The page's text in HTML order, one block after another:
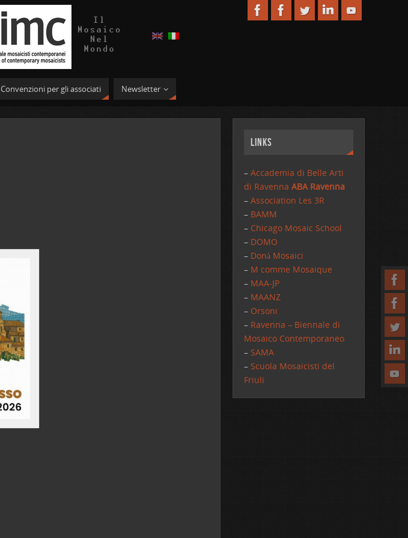
Convenzioni per gli associati Newsletter
Links
– Accademia di Belle Arti
di RavennaABA Ravenna
–Association Les 3R
– BAMM
– Chicago Mosaic School
– DOMO
– Donà Mosaici
– M comme Mosaique
– MAA-JP
– MAANZ
– Orsoni
– Ravenna – Biennale di
Mosaico Contemporaneo
– SAMA
– Scuola Mosaicisti del
Friuli